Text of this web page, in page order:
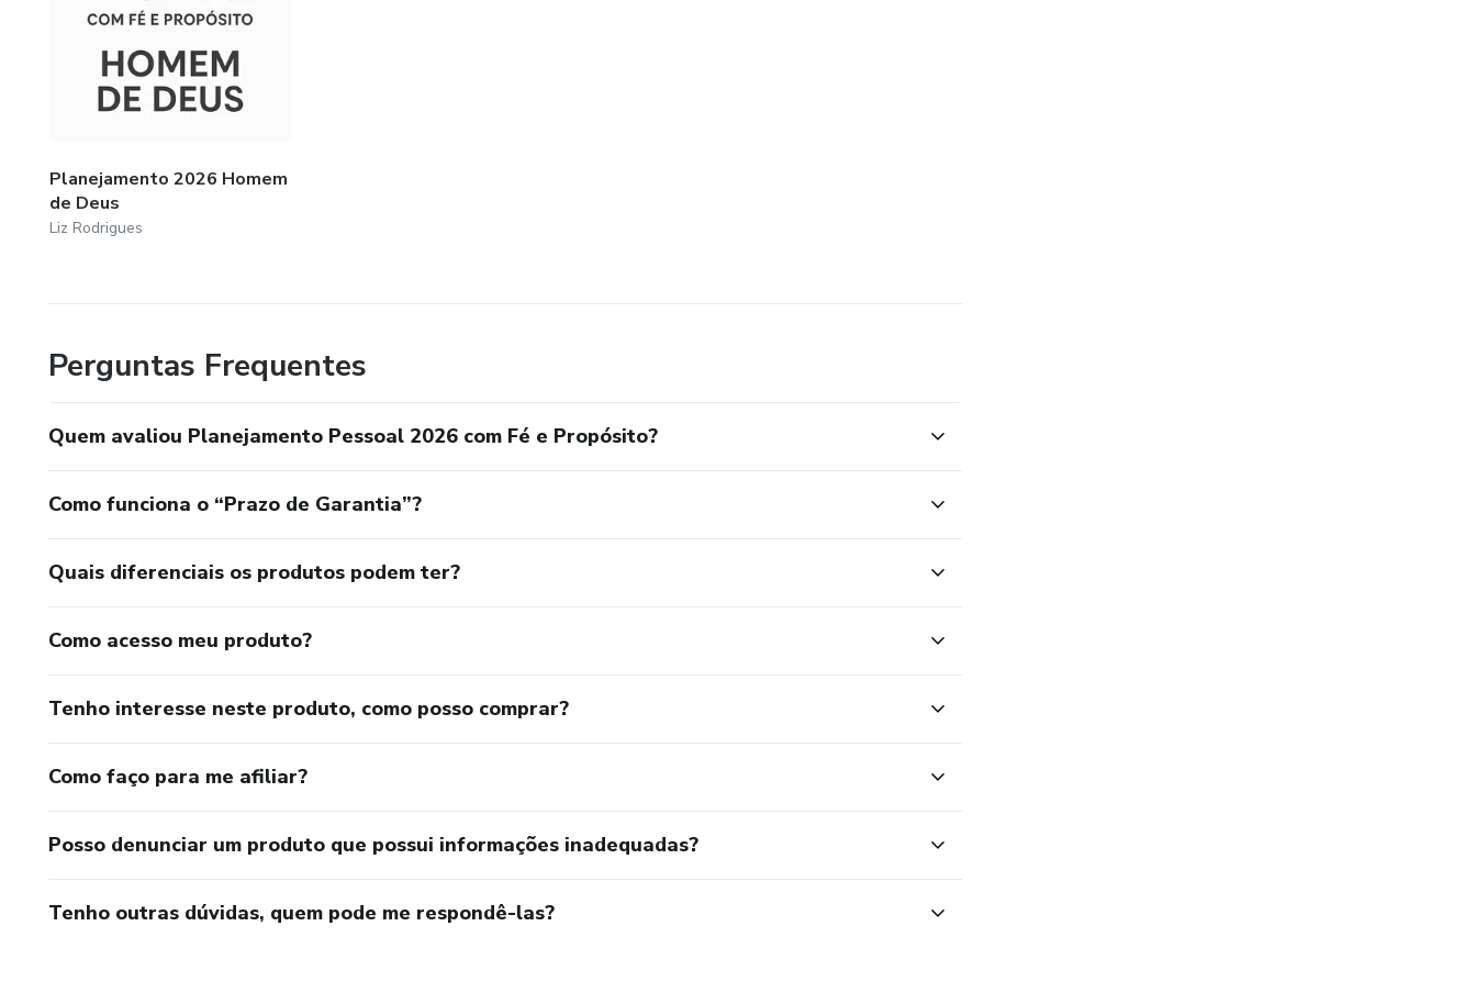
Planejamento 2026 Homem
de Deus
Liz Rodrigues
Perguntas Frequentes
Quem avaliou Planejamento Pessoal 2026 com Fé e Propósito?
Como funciona o “Prazo de Garantia”?
Quais diferenciais os produtos podem ter?
Como acesso meu produto?
Tenho interesse neste produto, como posso comprar?
Como faço para me afiliar?
Posso denunciar um produto que possui informações inadequadas?
Tenho outras dúvidas, quem pode me respondê-las?